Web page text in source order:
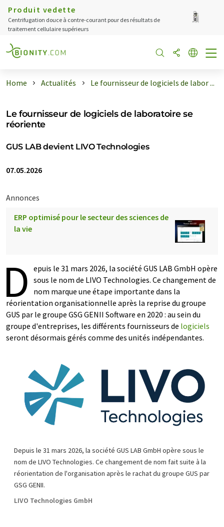
Produit vedette
Centrifugation douce à contre-courant pour des résultats de
traitement cellulaire supérieurs
Home Actualités Le fournisseur de logiciels de labor ...
Le fournisseur de logiciels de laboratoire se
réoriente
GUS LAB devient LIVO Technologies
07.05.2026
Annonces
ERP optimisé pour le secteur des sciences de
la vie
D epuis le 31 mars 2026, la société GUS LAB GmbH opère
sous le nom de LIVO Technologies. Ce changement de
nom marque une étape importante dans la
réorientation organisationnelle après la reprise du groupe
GUS par le groupe GSG GENII Software en 2020 : au sein du
groupe d'entreprises, les différents fournisseurs de logiciels
seront désormais gérés comme des unités indépendantes.
Depuis le 31 mars 2026, la société GUS LAB GmbH opère sous le
nom de LIVO Technologies. Ce changement de nom fait suite à la
réorientation de l'organisation après le rachat du groupe GUS par
GSG GENII.
LIVO Technologies GmbH